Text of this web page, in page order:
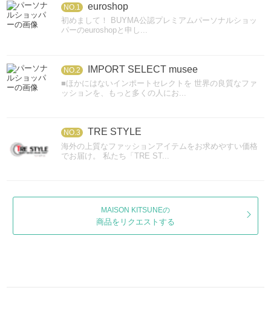
NO.1 euroshop
初めまして！ BUYMA公認プレミアムパーソナルショッ
パーのeuroshopと申し...
NO.2 IMPORT SELECT musee
■ほかにはないインポートセレクトを 世界の良質なファ
ッションを、もっと多くの人にお...
NO.3 TRE STYLE
海外の上質なファッションアイテムをお求めやすい価格
でお届け。 私たち「TRE ST...
MAISON KITSUNEの
商品をリクエストする